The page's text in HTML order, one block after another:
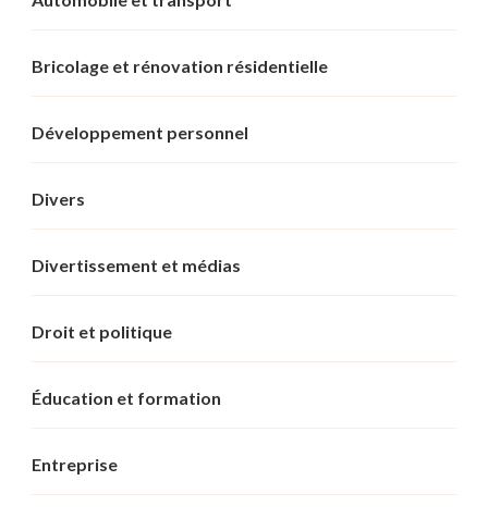
Bricolage et rénovation résidentielle
Développement personnel
Divers
Divertissement et médias
Droit et politique
Éducation et formation
Entreprise